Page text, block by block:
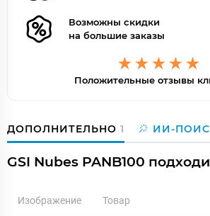
Возможны скидки
на большие заказы
Положительные отзывы
ДОПОЛНИТЕЛЬНО 1 ИИ-
GSI Nubes PANB100
Изображение Товар